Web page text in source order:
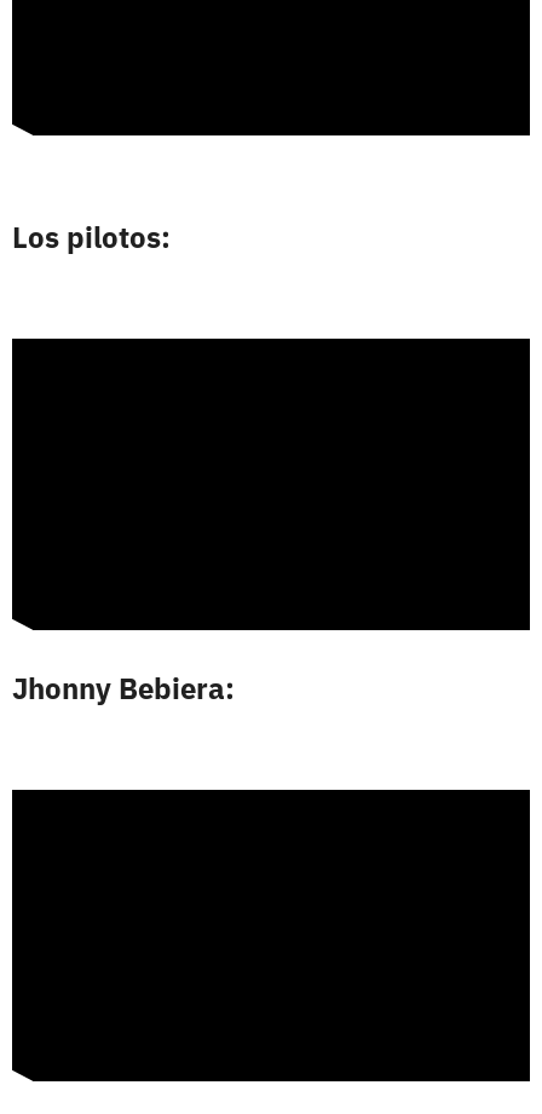
Los pilotos:
Jhonny Bebiera: